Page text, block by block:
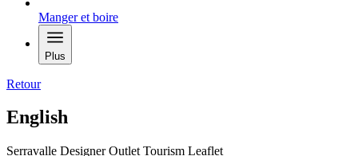
Manger et boire
Plus
Retour
English
Serravalle Designer Outlet Tourism Leaflet